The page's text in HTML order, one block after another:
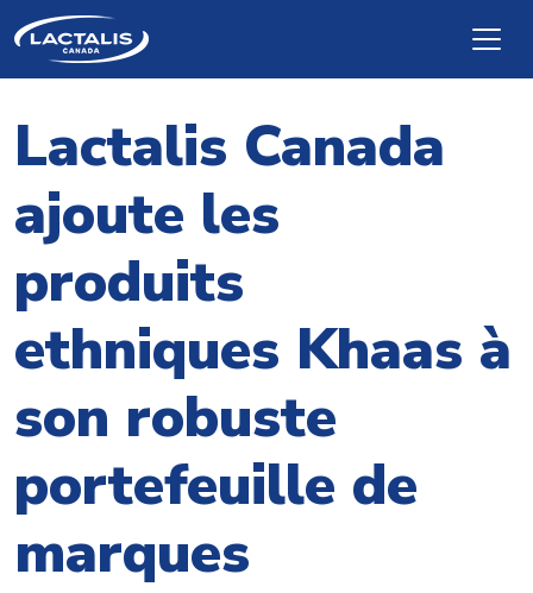
Skip to main content
Lactalis Canada
ajoute les
produits
ethniques Khaas à
son robuste
portefeuille de
marques